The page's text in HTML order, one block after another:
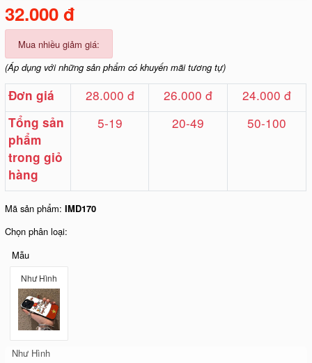
32.000 đ
Mua nhiều giảm giá:
(Áp dụng với những sản phẩm có khuyến mãi tương tự)
Đơn giá 28.000 đ 26.000 đ 24.000 đ
Tổng sản
phẩm
trong giỏ
hàng
5-19 20-49 50-100
Mã sản phẩm:IMD170
Chọn phân loại:
Mẫu
Như Hình
Như Hình